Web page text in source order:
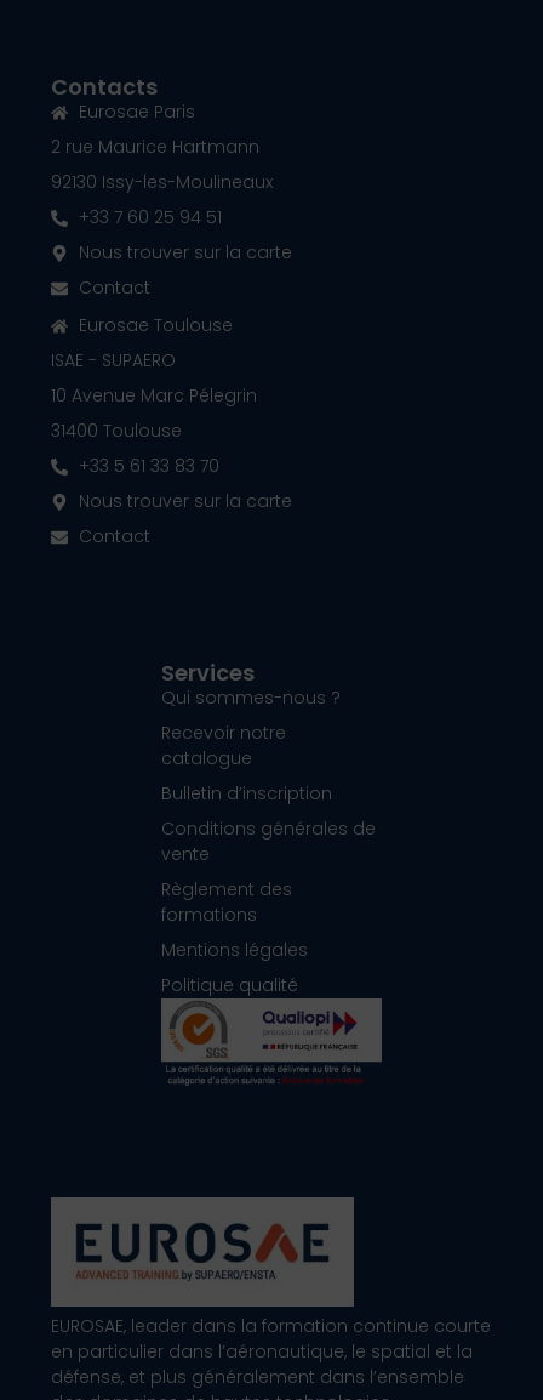
EUROSAE, leader dans la formation continue courte
en particulier dans l’aéronautique, le spatial et la
défense, et plus généralement dans l’ensemble
Services
Qui sommes-nous ?
Recevoir notre
catalogue
Bulletin d’inscription
Conditions générales de
vente
Règlement des
formations
Mentions légales
Politique qualité
Contacts
Eurosae Paris
2 rue Maurice Hartmann
92130 Issy-les-Moulineaux
+33 7 60 25 94 51
Nous trouver sur la carte
Contact
Eurosae Toulouse
ISAE - SUPAERO
10 Avenue Marc Pélegrin
31400 Toulouse
+33 5 61 33 83 70
Nous trouver sur la carte
Contact